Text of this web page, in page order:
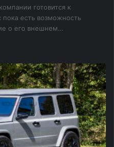
готовится к
пока есть возможность
о его внешнем…